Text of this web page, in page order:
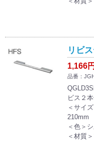
リビ
1,166円
品番：
ビス２
＜サイ
210mm
＜色＞
＜材質